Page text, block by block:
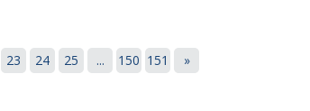
23 24 25 ... 150 151 »